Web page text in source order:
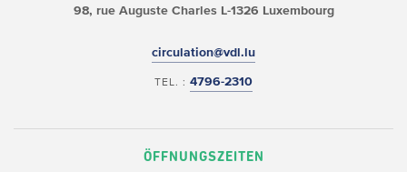
98, rue Auguste CharlesL-1326 Luxembourg
circulation@vdl.lu
TEL. : 4796-2310
ÖFFNUNGSZEITEN